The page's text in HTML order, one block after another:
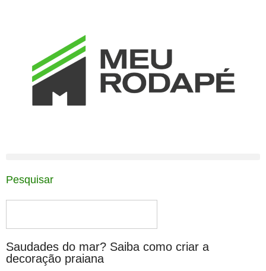
Pesquisar
Saudades do mar? Saiba como criar a
decoração praiana